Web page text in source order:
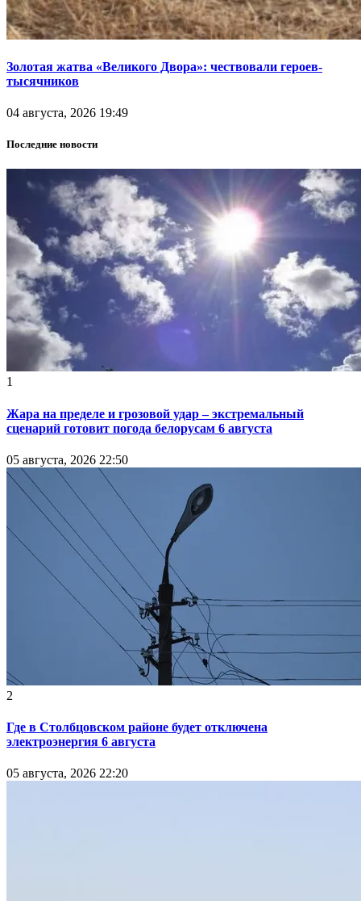
Золотая жатва «Великого Двора»: чествовали героев-
тысячников
04 августа, 2026 19:49
Последние новости
1
Жара на пределе и грозовой удар – экстремальный
сценарий готовит погода белорусам 6 августа
05 августа, 2026 22:50
2
Где в Столбцовском районе будет отключена
электроэнергия 6 августа
05 августа, 2026 22:20